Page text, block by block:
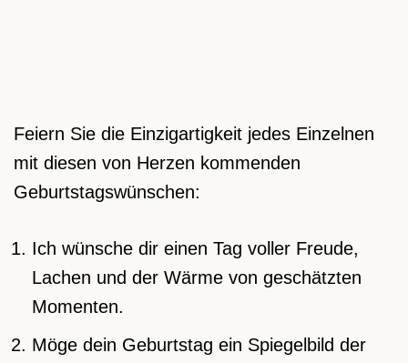
Feiern Sie die Einzigartigkeit jedes Einzelnen
mit diesen von Herzen kommenden
Geburtstagswünschen:
Ich wünsche dir einen Tag voller Freude,
Lachen und der Wärme von geschätzten
Momenten.
Möge dein Geburtstag ein Spiegelbild der